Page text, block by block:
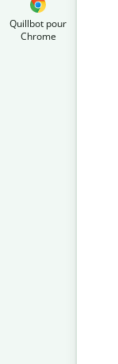
Quillbot pour
Chrome